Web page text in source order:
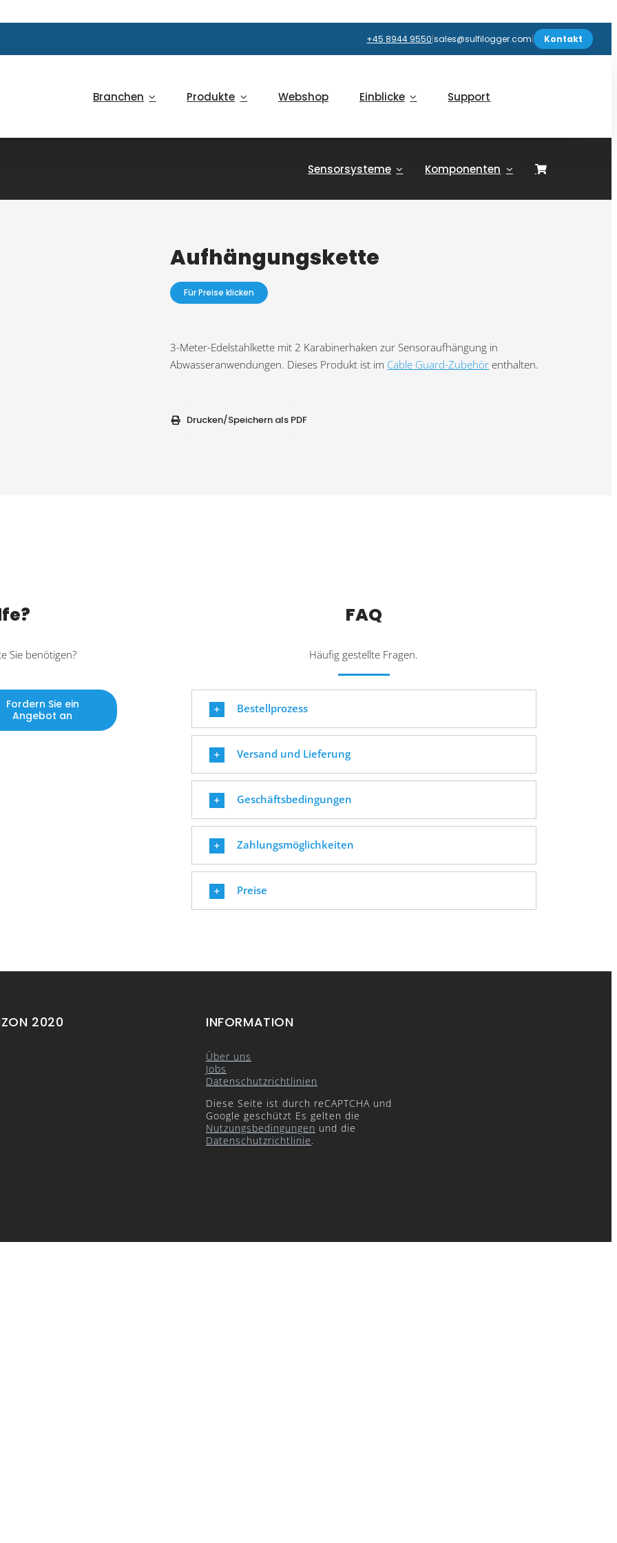
+45 8944 9550|sales@sulfilogger.com| Kontakt
Branchen Produkte Webshop Einblicke Support
Sensorsysteme Komponenten
Aufhängungskette
Für Preise klicken
3-Meter-Edelstahlkette mit 2 Karabinerhaken zur Sensoraufhängung in
Abwasseranwendungen. Dieses Produkt ist im Cable Guard-Zubehör enthalten.
Drucken/Speichern als PDF
Sie benötigen?
Fordern Sie ein
Angebot an
FAQ
Häufig gestellte Fragen.
Bestellprozess
Versand und Lieferung
Geschäftsbedingungen
Zahlungsmöglichkeiten
Preise
2020 INFORMATION
Über uns
Jobs
Datenschutzrichtlinien
Diese Seite ist durch reCAPTCHA und
Google geschützt Es gelten die
Nutzungsbedingungen und die
Datenschutzrichtlinie.